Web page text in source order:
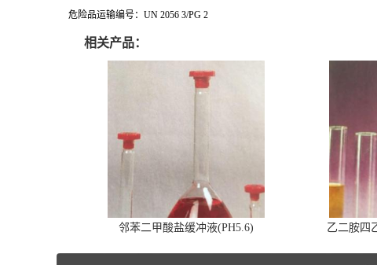
危险品运输编号：UN 2056 3/PG 2
相关产品：
邻苯二甲酸盐缓冲液(PH5.6) 乙二胺四